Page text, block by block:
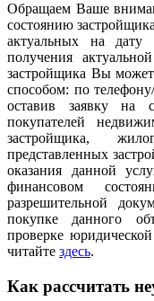
Обращаем Ваше
состоянию
актуальных на дату
получения
застройщика Вы
способом: по
оставив заявку на
покупателей
застройщика,
представленных
оказания данной
финансовом
разрешительной
покупке данного
проверке
читайте здесь.
Как рассчитать